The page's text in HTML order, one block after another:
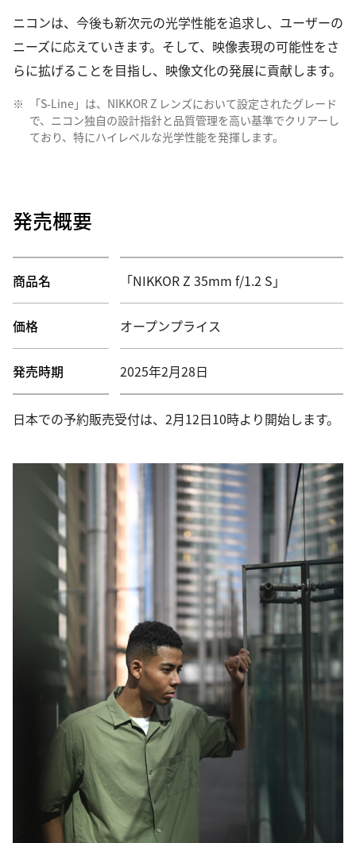
ニコンは、今後も新次元の光学性能を追求し、ユーザーの
ニーズに応えていきます。そして、映像表現の可能性をさ
らに拡げることを目指し、映像文化の発展に貢献します。
※
「S-Line」は、NIKKOR Z レンズにおいて設定されたグレード
で、ニコン独自の設計指針と品質管理を高い基準でクリアーし
ており、特にハイレベルな光学性能を発揮します。
発売概要
商品名 「NIKKOR Z 35mm f/1.2 S」
価格 オープンプライス
発売時期 2025年2月28日
日本での予約販売受付は、2月12日10時より開始します。